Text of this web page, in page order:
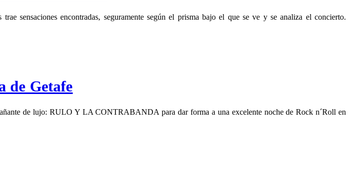
sensaciones encontradas, seguramente según el prisma bajo el que se ve y se analiza el concierto.
de Getafe
de lujo: RULO Y LA CONTRABANDA para dar forma a una excelente noche de Rock n´Roll en